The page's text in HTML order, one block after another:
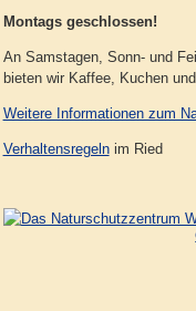
Montags geschlossen!
An Samstagen, Sonn- und
bieten wir Kaffee, Kuchen
Weitere Informationen zum
Verhaltensregelnim Ried